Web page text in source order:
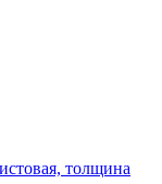
толщина